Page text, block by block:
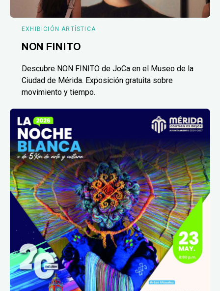
EXHIBICIÓN ARTÍSTICA
NON FINITO
Descubre NON FINITO de JoCa en el Museo de la
Ciudad de Mérida. Exposición gratuita sobre
movimiento y tiempo.